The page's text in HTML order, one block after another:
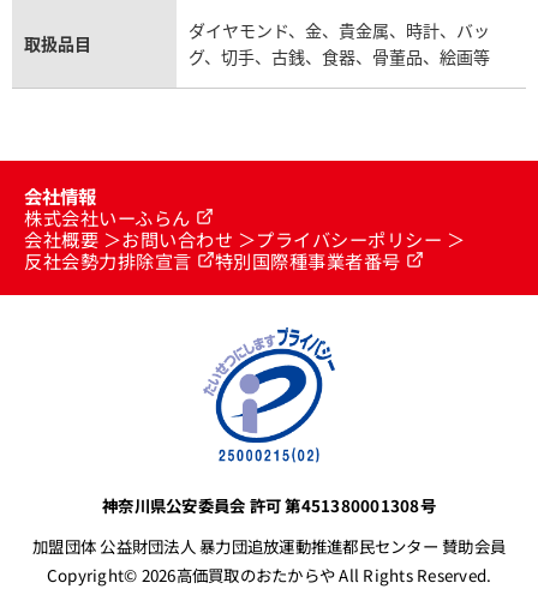
取扱品目
ダイヤモンド、金、貴金属、時計、バッ
グ、切手、古銭、食器、骨董品、絵画等
会社情報
株式会社いーふらん
会社概要
お問い合わせ
プライバシーポリシー
反社会勢力排除宣言
特別国際種事業者番号
神奈川県公安委員会 許可 第451380001308号
加盟団体 公益財団法人 暴力団追放運動推進都民センター 賛助会員
Copyright© 2026高価買取のおたからや All Rights Reserved.